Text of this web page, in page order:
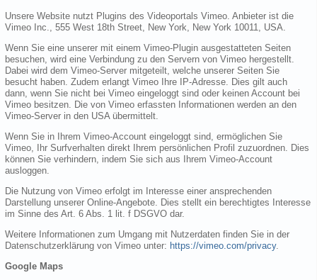
Unsere Website nutzt Plugins des Videoportals Vimeo. Anbieter ist die
Vimeo Inc., 555 West 18th Street, New York, New York 10011, USA.
Wenn Sie eine unserer mit einem Vimeo-Plugin ausgestatteten Seiten
besuchen, wird eine Verbindung zu den Servern von Vimeo hergestellt.
Dabei wird dem Vimeo-Server mitgeteilt, welche unserer Seiten Sie
besucht haben. Zudem erlangt Vimeo Ihre IP-Adresse. Dies gilt auch
dann, wenn Sie nicht bei Vimeo eingeloggt sind oder keinen Account bei
Vimeo besitzen. Die von Vimeo erfassten Informationen werden an den
Vimeo-Server in den USA übermittelt.
Wenn Sie in Ihrem Vimeo-Account eingeloggt sind, ermöglichen Sie
Vimeo, Ihr Surfverhalten direkt Ihrem persönlichen Profil zuzuordnen. Dies
können Sie verhindern, indem Sie sich aus Ihrem Vimeo-Account
ausloggen.
Die Nutzung von Vimeo erfolgt im Interesse einer ansprechenden
Darstellung unserer Online-Angebote. Dies stellt ein berechtigtes Interesse
im Sinne des Art. 6 Abs. 1 lit. f DSGVO dar.
Weitere Informationen zum Umgang mit Nutzerdaten finden Sie in der
Datenschutzerklärung von Vimeo unter: https://vimeo.com/privacy.
Google Maps